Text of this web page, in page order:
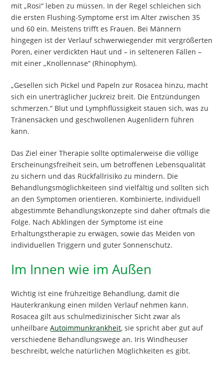
mit „Rosi“ leben zu müssen. In der Regel schleichen sich
die ersten Flushing-Symptome erst im Alter zwischen 35
und 60 ein. Meistens trifft es Frauen. Bei Männern
hingegen ist der Verlauf schwerwiegender mit vergrößerten
Poren, einer verdickten Haut und – in selteneren Fällen –
mit einer „Knollennase“ (Rhinophym).
„Gesellen sich Pickel und Papeln zur Rosacea hinzu, macht
sich ein unerträglicher Juckreiz breit. Die Entzündungen
schmerzen.“ Blut und Lymphflüssigkeit stauen sich, was zu
Tränensäcken und geschwollenen Augenlidern führen
kann.
Das Ziel einer Therapie sollte optimalerweise die völlige
Erscheinungsfreiheit sein, um betroffenen Lebensqualität
zu sichern und das Rückfallrisiko zu mindern. Die
Behandlungsmöglichkeiteen sind vielfältig und sollten sich
an den Symptomen orientieren. Kombinierte, individuell
abgestimmte Behandlungskonzepte sind daher oftmals die
Folge. Nach Abklingen der Symptome ist eine
Erhaltungstherapie zu erwägen, sowie das Meiden von
individuellen Triggern und guter Sonnenschutz.
Im Innen wie im Außen
Wichtig ist eine frühzeitige Behandlung, damit die
Hauterkrankung einen milden Verlauf nehmen kann.
Rosacea gilt aus schulmedizinischer Sicht zwar als
unheilbareAutoimmunkrankheit, sie spricht aber gut auf
verschiedene Behandlungswege an. Iris Windheuser
beschreibt, welche natürlichen Möglichkeiten es gibt.